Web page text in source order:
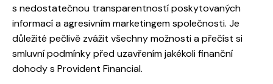
s nedostatečnou transparentností poskytovaných
informací a agresivním marketingem společnosti. Je
důležité pečlivě zvážit všechny možnosti a přečíst si
smluvní podmínky před uzavřením jakékoli finanční
dohody s Provident Financial.